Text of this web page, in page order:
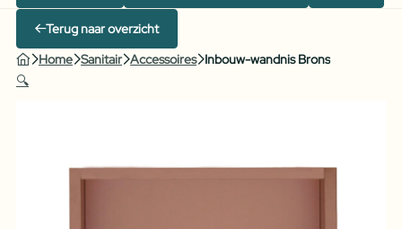
Terug naar overzicht
Home Sanitair Accessoires Inbouw-wandnis Brons
🔍